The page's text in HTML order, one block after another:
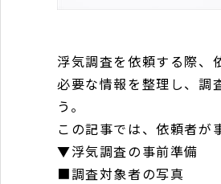
浮気調査を依頼する際、
必要な情報を整理し、調
う。
この記事では、依頼者が
▼浮気調査の事前準備
■調査対象者の写真